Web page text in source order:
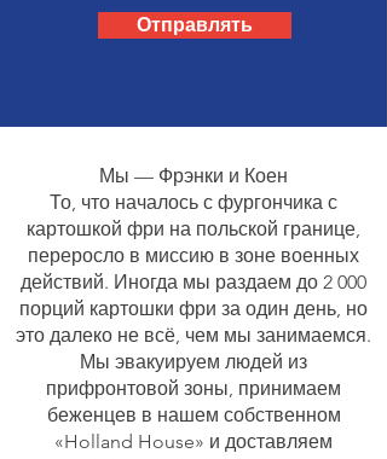
Отправлять
Мы — Фрэнки и Коен
То, что началось с фургончика с
картошкой фри на польской границе,
переросло в миссию в зоне военных
действий. Иногда мы раздаем до 2 000
порций картошки фри за один день, но
это далеко не всё, чем мы занимаемся.
Мы эвакуируем людей из
прифронтовой зоны, принимаем
беженцев в нашем собственном
«Holland House» и доставляем